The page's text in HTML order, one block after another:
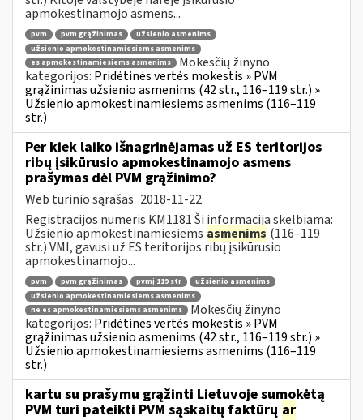
apmokestinamojo asmens...
pvm pvm grąžinimas
užsienio asmenims
užsienio apmokestinamiesiems asmenims
es apmokestinamiesiems asmenims
Mokesčių žinyno
kategorijos: Pridėtinės vertės mokestis » PVM
grąžinimas užsienio asmenims (42 str., 116–119 str.) »
Užsienio apmokestinamiesiems asmenims (116–119
str.)
Per kiek laiko išnagrinėjamas už ES teritorijos
ribų įsikūrusio apmokestinamojo asmens
prašymas dėl PVM grąžinimo?
Web turinio sąrašas 2018-11-22
Registracijos numeris KM1181 Ši informacija skelbiama:
Užsienio apmokestinamiesiems asmenims (116–119
str.) VMI, gavusi už ES teritorijos ribų įsikūrusio
apmokestinamojo...
pvm pvm grąžinimas pvmį 119 str
užsienio asmenims
užsienio apmokestinamiesiems asmenims
ne es apmokestinamiesiems asmenims
Mokesčių žinyno
kategorijos: Pridėtinės vertės mokestis » PVM
grąžinimas užsienio asmenims (42 str., 116–119 str.) »
Užsienio apmokestinamiesiems asmenims (116–119
str.)
kartu su prašymu grąžinti Lietuvoje sumokėtą
PVM turi pateikti PVM sąskaitų faktūrų ar